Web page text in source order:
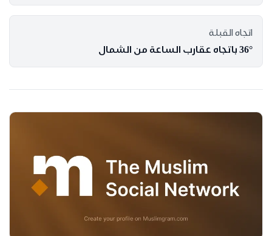
اتجاه القبلة
36° باتجاه عقارب الساعة من الشمال